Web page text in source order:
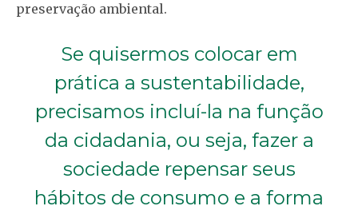
preservação ambiental.
Se quisermos colocar em
prática a sustentabilidade,
precisamos incluí-la na função
da cidadania, ou seja, fazer a
sociedade repensar seus
hábitos de consumo e a forma